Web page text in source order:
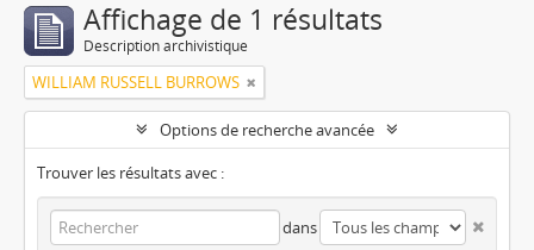
Affichage de 1 résultats
Description archivistique
WILLIAM RUSSELL BURROWS
Options de recherche avancée
Trouver les résultats avec :
dans